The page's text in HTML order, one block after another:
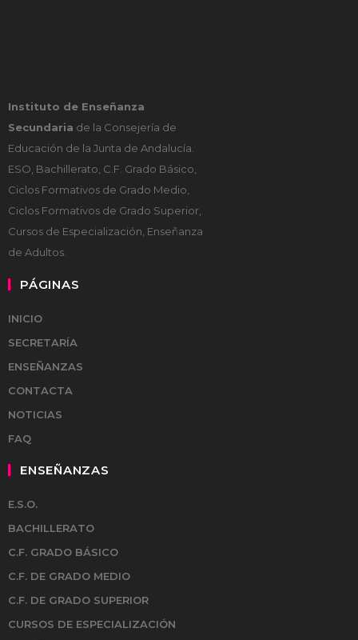
Instituto de Enseñanza
Secundaria de la Consejería de
Educación de la Junta de Andalucía.
ESO, Bachillerato, C.F. Grado Básico,
Ciclos Formativos de Grado Medio,
Ciclos Formativos de Grado Superior,
Cursos de Especialización, Enseñanza
de Adultos.
PÁGINAS
INICIO
SECRETARÍA
ENSEÑANZAS
CONTACTA
NOTICIAS
FAQ
ENSEÑANZAS
E.S.O.
BACHILLERATO
C.F. GRADO BÁSICO
C.F. DE GRADO MEDIO
C.F. DE GRADO SUPERIOR
CURSOS DE ESPECIALIZACIÓN